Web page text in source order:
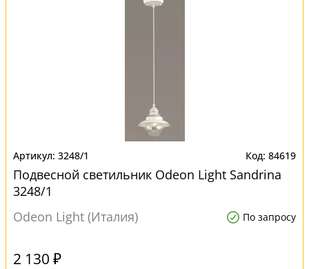
3248/1 84619
Подвесной светильник Odeon Light Sandrina
3248/1
Odeon Light (Италия)
По запросу
2 130 ₽